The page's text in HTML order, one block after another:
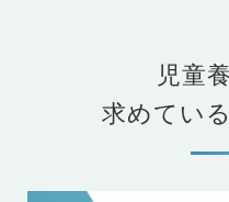
児童
求めてい